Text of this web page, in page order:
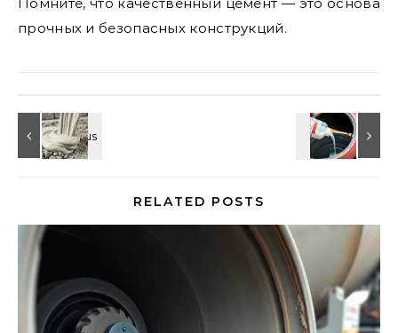
прочных и безопасных конструкций.
RELATED POSTS